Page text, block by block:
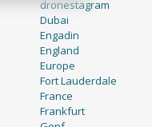
dronestagram
Dubai
Engadin
England
Europe
Fort Lauderdale
France
Frankfurt